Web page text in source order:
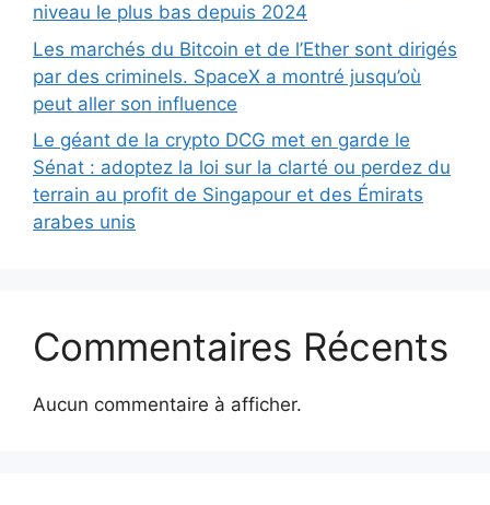
niveau le plus bas depuis 2024
Les marchés du Bitcoin et de l’Ether sont dirigés
par des criminels. SpaceX a montré jusqu’où
peut aller son influence
Le géant de la crypto DCG met en garde le
Sénat : adoptez la loi sur la clarté ou perdez du
terrain au profit de Singapour et des Émirats
arabes unis
Commentaires Récents
Aucun commentaire à afficher.